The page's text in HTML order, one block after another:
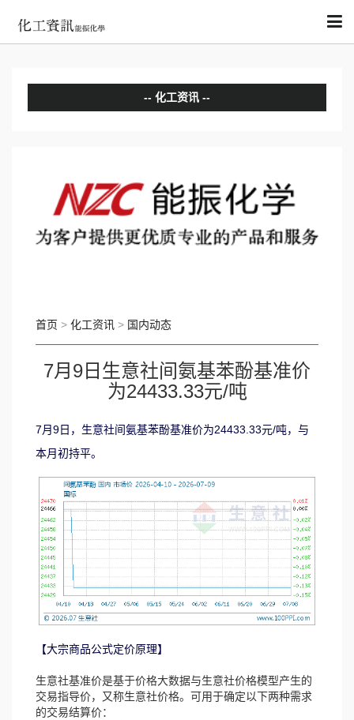
化工资讯
国际动态
首页 > 化工资讯 > 国内动态
7月9日生意社间氨基苯酚基准价
为24433.33元/吨
7月9日，生意社间氨基苯酚基准价为24433.33元/吨，与
本月初持平。
【大宗商品公式定价原理】
生意社基准价是基于价格大数据与生意社价格模型产生的
交易指导价，又称生意社价格。可用于确定以下两种需求
的交易结算价：